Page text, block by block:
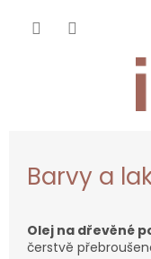
Barvy a
Olej na dřevěné
čerstvě